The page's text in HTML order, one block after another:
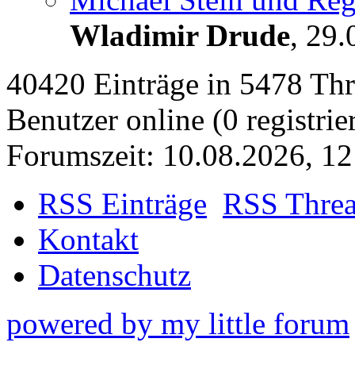
Wladimir Drude,
40420 Einträge in 5478
Benutzer online (0
Forumszeit: 10.08.2026,
RSS Einträge RSS
Kontakt
Datenschutz
powered by my little forum